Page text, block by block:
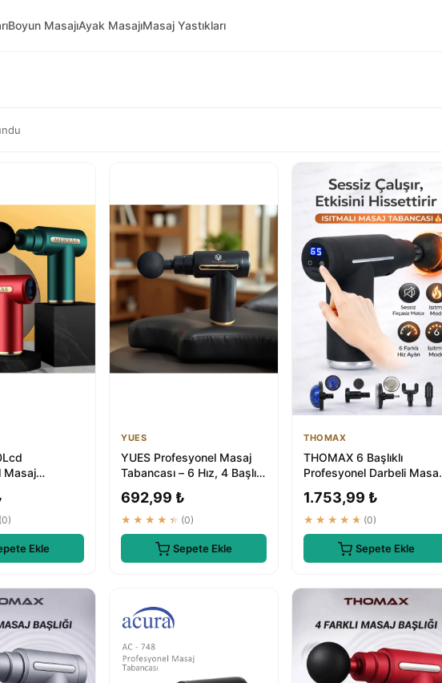
Boyun MasajıAyak MasajıMasaj Yastıkları
Masaj
Masaj A...
(0)
Ekle
YUES
YUES Profesyonel Masaj
Tabancası – 6 Hız, 4 Başlık,
692,99 ₺
★★★★★ (0)
Sepete Ekle
THOMAX
THOMAX 6 Başlıklı
Profesyonel Darbeli Masaj
Masaj Aleti
1.753,99 ₺
★★★★★ (0)
Sepete Ekle